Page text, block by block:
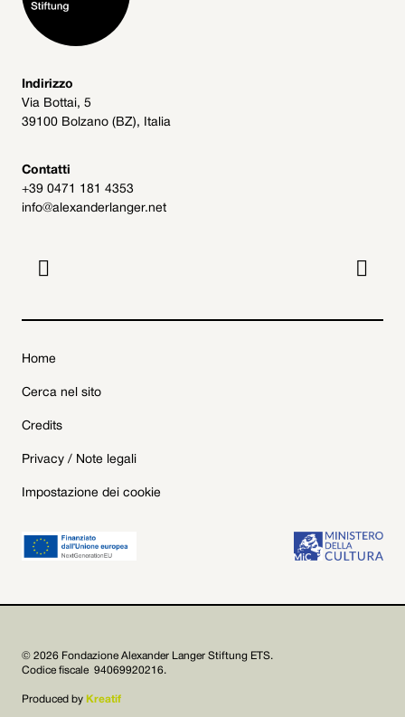
Indirizzo
Via Bottai, 5
39100 Bolzano (BZ), Italia
Contatti
+39 0471 181 4353
info@alexanderlanger.net
 
Home
Cerca nel sito
Credits
Privacy / Note legali
Impostazione dei cookie
© 2026 Fondazione Alexander Langer Stiftung ETS.
Codice fiscale 94069920216.
Produced by Kreatif